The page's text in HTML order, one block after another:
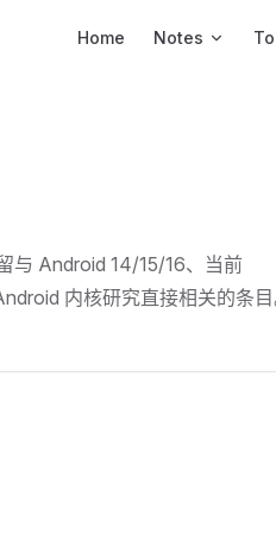
Home Notes
与 Android 14/15/16、当前
内核研究直接相关的条